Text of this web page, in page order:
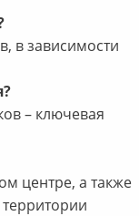
в зависимости
– ключевая
центре, а также